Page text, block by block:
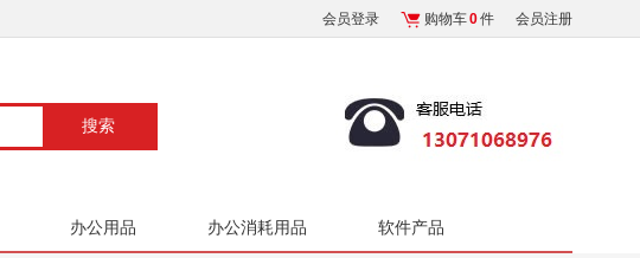
会员登录 购物车0件 会员注册
办公用品 办公消耗用品 软件产品